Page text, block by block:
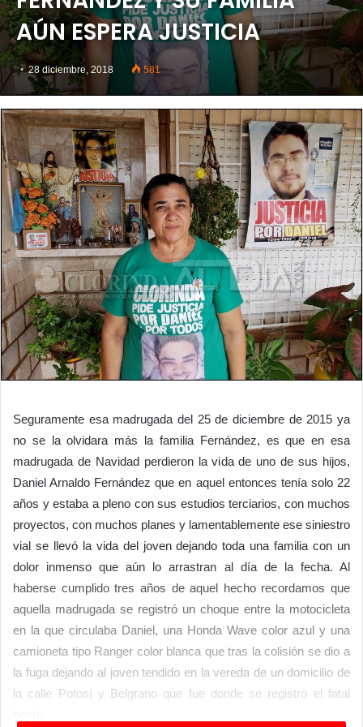
AÚN ESPERA JUSTICIA
28 diciembre, 2018 581
Seguramente esa madrugada del 25 de diciembre de 2015 ya
no se la olvidara más la familia Fernández, es que en esa
madrugada de Navidad perdieron la vida de uno de sus hijos,
Daniel Arnaldo Fernández que en aquel entonces tenía solo 22
años y estaba a pleno con sus estudios terciarios, con muchos
proyectos, con muchos planes y lamentablemente ese siniestro
vial se llevó la vida del joven dejando toda una familia con un
dolor inmenso que aún lo arrastran al día de la fecha. Al
haberse cumplido tres años de aquel hecho recordamos que
aquella madrugada se registró un choque entre la motocicleta
en la que circulaba Daniel, una Honda Wave color azul y una
camioneta tipo Ranger color blanca que tras la colisión se dio a
la fuga dejando al joven tendido en la vereda de un domicilio de
la calle Potosí y Belgrano que fue donde se registró el fatal